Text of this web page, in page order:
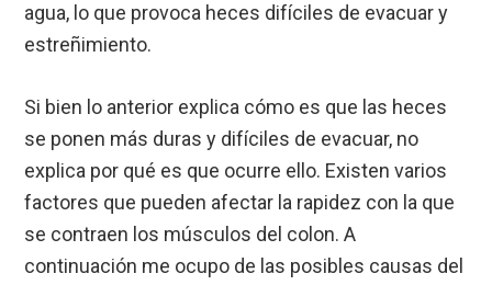
agua, lo que provoca heces difíciles de evacuar y
estreñimiento.
Si bien lo anterior explica cómo es que las heces
se ponen más duras y difíciles de evacuar, no
explica por qué es que ocurre ello. Existen varios
factores que pueden afectar la rapidez con la que
se contraen los músculos del colon. A
continuación me ocupo de las posibles causas del